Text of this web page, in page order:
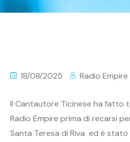
18/08/2025 Radio Empire
Il Cantautore Ticinese ha fatto
Radio Empire prima di recarsi
Santa Teresa di Riva ed è